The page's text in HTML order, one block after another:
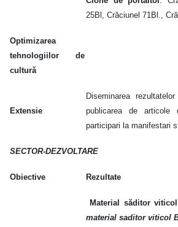
25Bl, Crăciunel 71Bl.,
Optimizarea
tehnologiilor de
cultură
Extensie
Diseminarea
publicarea de
participari la manifestari
SECTOR-DEZVOLTARE
Obiective Rezultate
Material săditor
material saditor viticol